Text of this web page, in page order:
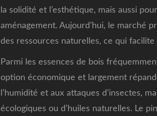
la solidité et l’esthétique, mais aussi
aménagement. Aujourd’hui, le marché
des ressources naturelles, ce qui
Parmi les essences de bois
option économique et largement
l’humidité et aux attaques d’insectes,
écologiques ou d’huiles naturelles. Le